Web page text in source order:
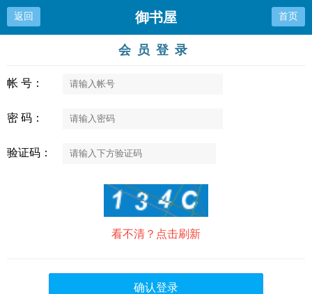
返回 御书屋 首页
会员登录
帐 号：
密 码：
验证码：
看不清？点击刷新
确认登录